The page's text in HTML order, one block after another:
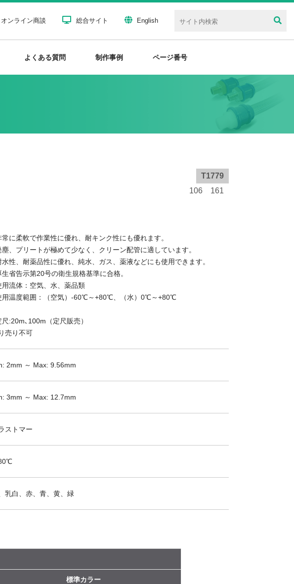
オンライン商談 総合サイト English
よくある質問 制作事例 ページ番号
T1779
106 161
常に柔軟で作業性に優れ、耐キンク性にも優れます。
塵、プリートが極めて少なく、クリーン配管に適しています。
水性、耐薬品性に優れ、純水、ガス、薬液などにも使用できます。
生省告示第20号の衛生規格基準に合格。
用流体：空気、水、薬品類
用温度範囲：（空気）-60℃～+80℃、（水）0℃～+80℃
尺:20m､100m（定尺販売）
売り不可
2mm ～ Max: 9.56mm
3mm ～ Max: 12.7mm
ストマー
乳白、赤、青、黄、緑
標準カラー